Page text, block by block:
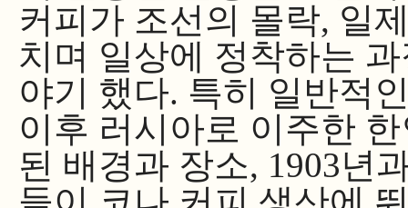
커피가 조선의 몰락, 일
치며 일상에 정착하는
야기 했다. 특히 일반적
이후 러시아로 이주한
된 배경과 장소, 1903년